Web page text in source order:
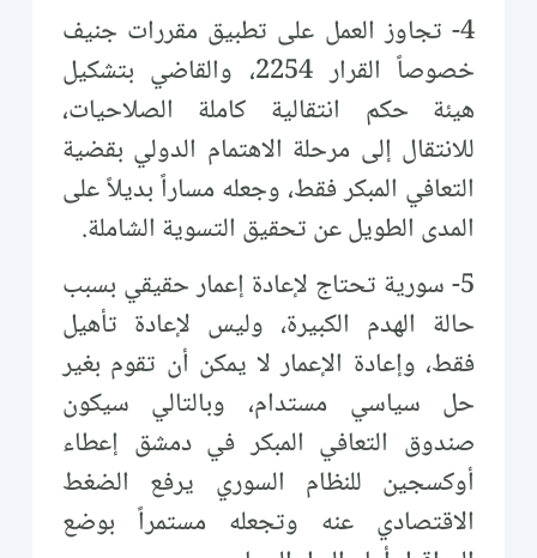
4- تجاوز العمل على تطبيق مقررات جنيف
خصوصاً القرار 2254، والقاضي بتشكيل
هيئة حكم انتقالية كاملة الصلاحيات،
للانتقال إلى مرحلة الاهتمام الدولي بقضية
التعافي المبكر فقط، وجعله مساراً بديلاً على
المدى الطويل عن تحقيق التسوية الشاملة.
5- سورية تحتاج لإعادة إعمار حقيقي بسبب
حالة الهدم الكبيرة، وليس لإعادة تأهيل
فقط، وإعادة الإعمار لا يمكن أن تقوم بغير
حل سياسي مستدام، وبالتالي سيكون
صندوق التعافي المبكر في دمشق إعطاء
أوكسجين للنظام السوري يرفع الضغط
الاقتصادي عنه وتجعله مستمراً بوضع